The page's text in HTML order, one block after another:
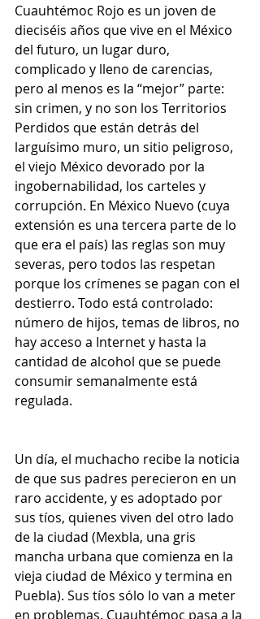
Cuauhtémoc Rojo es un joven de
dieciséis años que vive en el México
del futuro, un lugar duro,
complicado y lleno de carencias,
pero al menos es la “mejor” parte:
sin crimen, y no son los Territorios
Perdidos que están detrás del
larguísimo muro, un sitio peligroso,
el viejo México devorado por la
ingobernabilidad, los carteles y
corrupción. En México Nuevo (cuya
extensión es una tercera parte de lo
que era el país) las reglas son muy
severas, pero todos las respetan
porque los crímenes se pagan con el
destierro. Todo está controlado:
número de hijos, temas de libros, no
hay acceso a Internet y hasta la
cantidad de alcohol que se puede
consumir semanalmente está
regulada.
Un día, el muchacho recibe la noticia
de que sus padres perecieron en un
raro accidente, y es adoptado por
sus tíos, quienes viven del otro lado
de la ciudad (Mexbla, una gris
mancha urbana que comienza en la
vieja ciudad de México y termina en
Puebla). Sus tíos sólo lo van a meter
en problemas. Cuauhtémoc pasa a la